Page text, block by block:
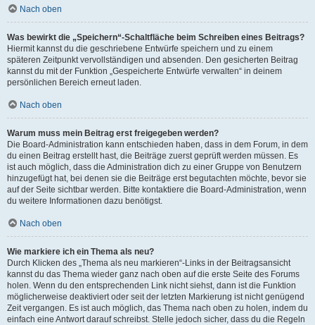
Nach oben
Was bewirkt die „Speichern“-Schaltfläche beim Schreiben eines Beitrags?
Hiermit kannst du die geschriebene Entwürfe speichern und zu einem
späteren Zeitpunkt vervollständigen und absenden. Den gesicherten Beitrag
kannst du mit der Funktion „Gespeicherte Entwürfe verwalten“ in deinem
persönlichen Bereich erneut laden.
Nach oben
Warum muss mein Beitrag erst freigegeben werden?
Die Board-Administration kann entschieden haben, dass in dem Forum, in dem
du einen Beitrag erstellt hast, die Beiträge zuerst geprüft werden müssen. Es
ist auch möglich, dass die Administration dich zu einer Gruppe von Benutzern
hinzugefügt hat, bei denen sie die Beiträge erst begutachten möchte, bevor sie
auf der Seite sichtbar werden. Bitte kontaktiere die Board-Administration, wenn
du weitere Informationen dazu benötigst.
Nach oben
Wie markiere ich ein Thema als neu?
Durch Klicken des „Thema als neu markieren“-Links in der Beitragsansicht
kannst du das Thema wieder ganz nach oben auf die erste Seite des Forums
holen. Wenn du den entsprechenden Link nicht siehst, dann ist die Funktion
möglicherweise deaktiviert oder seit der letzten Markierung ist nicht genügend
Zeit vergangen. Es ist auch möglich, das Thema nach oben zu holen, indem du
einfach eine Antwort darauf schreibst. Stelle jedoch sicher, dass du die Regeln